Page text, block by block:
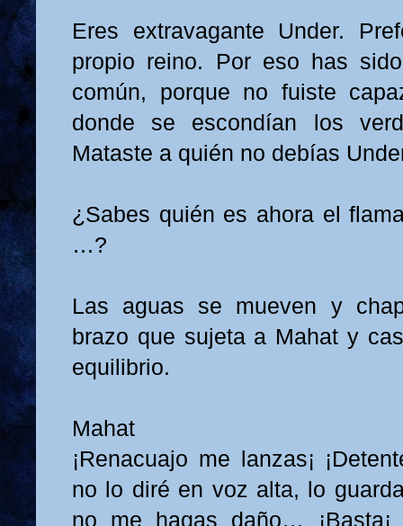
Eres extravagante Under.
propio reino. Por eso has
común, porque no fuiste
donde se escondían los
Mataste a quién no debías
¿Sabes quién es ahora el
…?
Las aguas se mueven y
brazo que sujeta a Mahat y
equilibrio.
Mahat
¡Renacuajo me lanzas¡
no lo diré en voz alta, lo
no me hagas daño…